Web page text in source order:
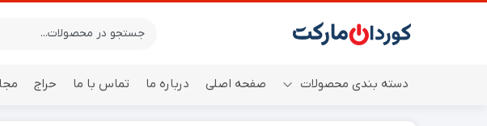
دسته بندی محصولات صفحه اصلی درباره ما تماس با ما حراج